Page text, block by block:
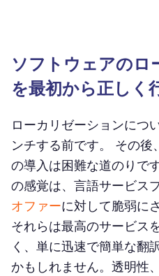
ソフトウェアのロ
を最初から正しく
ローカリゼーションにつ
ンチする前です。 その後
の導入は困難な道のりで
の感覚は、言語サービス
オファーに対して脆弱に
それらは最高のサービス
く、単に迅速で簡単な翻
かもしれません。透明性